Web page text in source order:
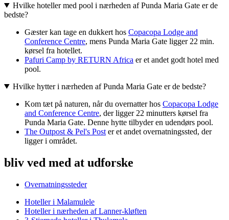
Hvilke hoteller med pool i nærheden af Punda Maria Gate er de
bedste?
Gæster kan tage en dukkert hos Copacopa Lodge and
Conference Centre, mens Punda Maria Gate ligger 22 min.
kørsel fra hotellet.
Pafuri Camp by RETURN Africa er et andet godt hotel med
pool.
Hvilke hytter i nærheden af Punda Maria Gate er de bedste?
Kom tæt på naturen, når du overnatter hos Copacopa Lodge
and Conference Centre, der ligger 22 minutters kørsel fra
Punda Maria Gate. Denne hytte tilbyder en udendørs pool.
The Outpost & Pel's Post er et andet overnatningssted, der
ligger i området.
bliv ved med at udforske
Overnatningssteder
Hoteller i Malamulele
Hoteller i nærheden af Lanner-kløften